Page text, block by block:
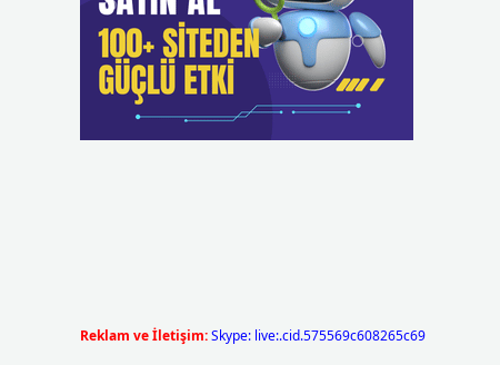
Reklam ve İletişim:Skype: live:.cid.575569c608265c69